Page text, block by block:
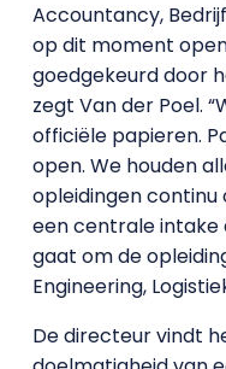
Accountancy,
op dit moment
goedgekeurd door
zegt Van der Poel.
officiële papieren.
open. We houden
opleidingen
een centrale intake
gaat om de
Engineering,
De directeur vindt